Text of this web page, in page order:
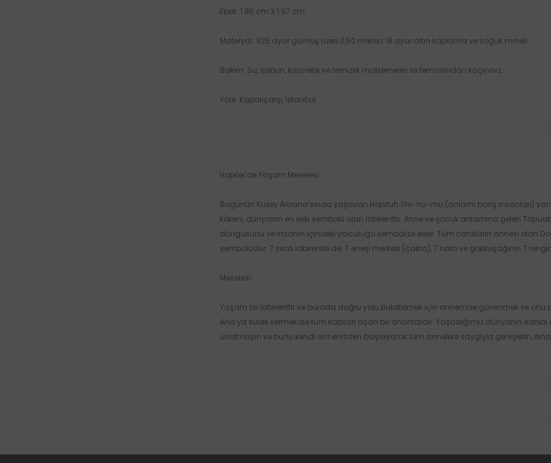
Ebat: 1.85 cm X 1.97 cm
Materyal: 925 ayar gümüş üzeri 0,50 mikron 18 ayar altın kaplama ve soğuk mineli
Bakım: Su, sabun, kozmetik ve temizlik malzemeleri ile temasından kaçınınız.
Yöre: Kapalıçarşı, Istanbul
Hopiler’de Yaşam Meselesi
Bugünün Kuzey Arizona’sında yaşayan Hopituh Shi-nu-mu (anlamı:barış insanları)
kökeni, dünyanın en eski sembolü olan labirenttir. Anne ve çocuk anlamına gelen
döngüsünü ve insanın içindeki yolculuğu sembolize eder. Tüm canlıların annesi olan
sembolüdür. 7 sıralı labirentle de; 7 enerji merkezi (çakra), 7 nota ve gökkuşağının 7
Meselesi:
Yaşam bir labirenttir ve burada doğru yolu bulabilmek için annemize güvenmek ve onu
Ana’ya kulak vermek ise tüm kapıları açan bir anahtardır. Yaşadığımız dünyanın
unutmayın ve bunu kendi annenizden başlayarak tüm annelere saygıyla genişletin,